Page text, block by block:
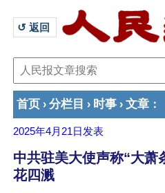
↺ 返回
首页 › 分栏目 › 时事 › 文章 ：
2025年4月21日 发表
中共驻美大使声称“大萧
花四溅